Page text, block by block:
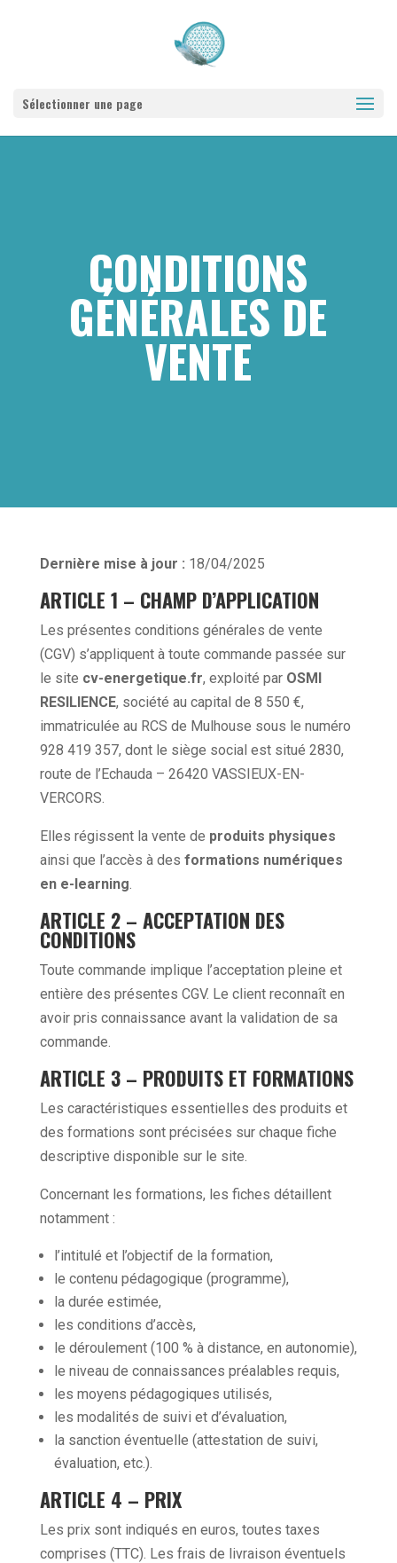
Sélectionner une page
CONDITIONS
GÉNÉRALES DE
VENTE
Dernière mise à jour : 18/04/2025
ARTICLE 1 – CHAMP D’APPLICATION
Les présentes conditions générales de vente
(CGV) s’appliquent à toute commande passée sur
le site cv-energetique.fr, exploité par OSMI
RESILIENCE, société au capital de 8 550 €,
immatriculée au RCS de Mulhouse sous le numéro
928 419 357, dont le siège social est situé 2830,
route de l’Echauda – 26420 VASSIEUX-EN-
VERCORS.
Elles régissent la vente de produits physiques
ainsi que l’accès à des formations numériques
en e-learning.
ARTICLE 2 – ACCEPTATION DES
CONDITIONS
Toute commande implique l’acceptation pleine et
entière des présentes CGV. Le client reconnaît en
avoir pris connaissance avant la validation de sa
commande.
ARTICLE 3 – PRODUITS ET FORMATIONS
Les caractéristiques essentielles des produits et
des formations sont précisées sur chaque fiche
descriptive disponible sur le site.
Concernant les formations, les fiches détaillent
notamment :
l’intitulé et l’objectif de la formation,
le contenu pédagogique (programme),
la durée estimée,
les conditions d’accès,
le déroulement (100 % à distance, en autonomie),
le niveau de connaissances préalables requis,
les moyens pédagogiques utilisés,
les modalités de suivi et d’évaluation,
la sanction éventuelle (attestation de suivi,
évaluation, etc.).
ARTICLE 4 – PRIX
Les prix sont indiqués en euros, toutes taxes
comprises (TTC). Les frais de livraison éventuels